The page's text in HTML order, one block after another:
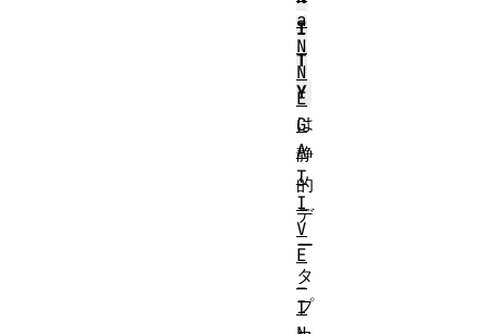
I
T
Y
は
静
的
デ
ー
タ
プ
a
N
N
E
G
A
T
I
V
E
_
I